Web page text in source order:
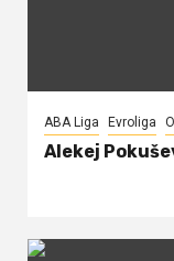
ABA Liga Evroliga
Alekej